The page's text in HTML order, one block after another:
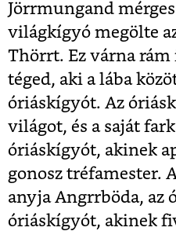
Jörrmungand
világkígyó megölte
Thörrt. Ez várna
téged, aki a lába
óriáskígyót. Az
világot, és a saját
óriáskígyót, akinek
gonosz tréfamester.
anyja Angrrböda, az
óriáskígyót, akinek